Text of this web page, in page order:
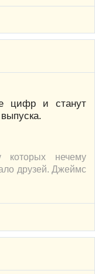
цифр и станут
нечему
друзей. Джеймс